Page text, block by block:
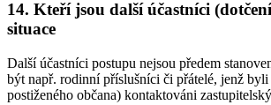
14. Kteří jsou další účastníci
situace
Další účastníci postupu nejsou předem
být např. rodinní příslušníci či přátelé, jenž byli
postiženého občana) kontaktováni